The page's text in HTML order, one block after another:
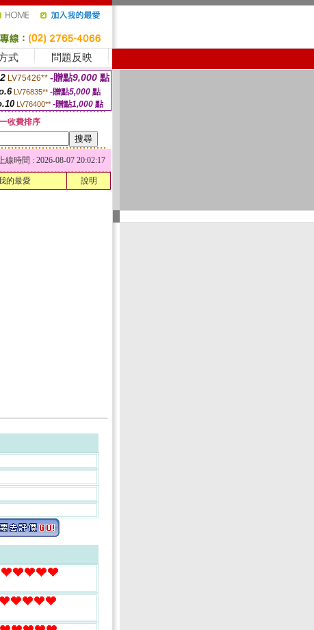
式 問題反映
LV75426** -贈點9,000 點
LV76835** -贈點5,000點
LV76400** -贈點1,000 點
收費排序
線時間 : 2026-08-07 20:02:17
的最愛 說明